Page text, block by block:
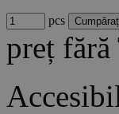
pcs
preț